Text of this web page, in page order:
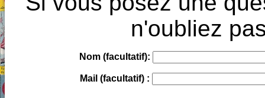
n'oubliez
Nom (facultatif):
Mail (facultatif) :